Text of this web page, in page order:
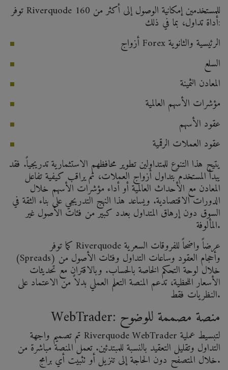
توفر Riverquode للمستخدمين إمكانية الوصول إلى أكثر من 160
أداة تداول، بما في ذلك:
أزواج Forex الرئيسية والثانوية
السلع
المعادن الثمينة
مؤشرات الأسهم العالمية
عقود الأسهم
عقود العملات الرقمية
يتيح هذا التنوع للمتداولين تطوير محافظهم الاستثمارية تدريجياً. فقد
يبدأ المستخدم بتداول أزواج العملات، ثم يراقب كيفية تفاعل
المعادن مع الأحداث العالمية أو أداء مؤشرات الأسهم خلال
الدورات الاقتصادية. ويساعد هذا النهج التدريجي على بناء الثقة في
السوق دون إرهاق المتداول بعدد كبير من فئات الأصول غير
المألوفة.
كما توفر Riverquode عرضاً واضحاً للفروقات السعرية
(Spreads) وأحجام العقود وساعات التداول وفئات الأصول من
خلال لوحة التحكم الخاصة بالحساب. وبالاقتران مع تحديثات
الأسعار اللحظية، تدعم المنصة التعلم العملي بدلاً من الاعتماد على
النظريات فقط.
WebTrader: منصة مصممة للوضوح
تم تصميم واجهة Riverquode WebTrader لتبسيط عملية
التداول وتقليل التعقيد بالنسبة للمبتدئين. تعمل المنصة مباشرة من
خلال المتصفح دون الحاجة إلى تنزيل أو تثبيت أي برامج.